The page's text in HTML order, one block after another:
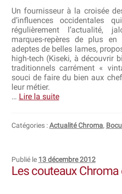
Tous les articles
Trouver mon couteau
Trouver mon magasin
Un fournisseur à la croisée
d’influences
régulièrement l’actualité,
marques-repères de plus
adeptes de belles lames,
high-tech (Kiseki, à découvrir
traditionnels carrément «
souci de faire du bien aux
leur métier.
… Lire la suite
Catégories :Actualité Chroma,
Publié le 13 décembre 2012
Les couteaux Chroma